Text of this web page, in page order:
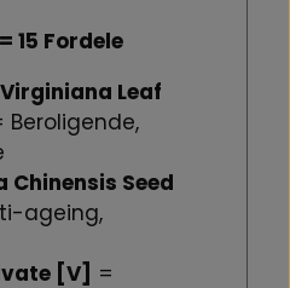
15 Fordele
Leaf
Beroligende,
Chinensis Seed
ageing,
[V] =